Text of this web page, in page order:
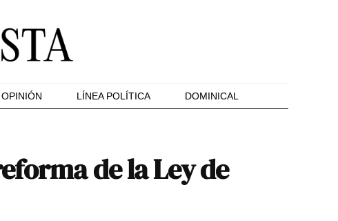
OPINIÓN LÍNEA POLÍTICA DOMINICAL
de la Ley de